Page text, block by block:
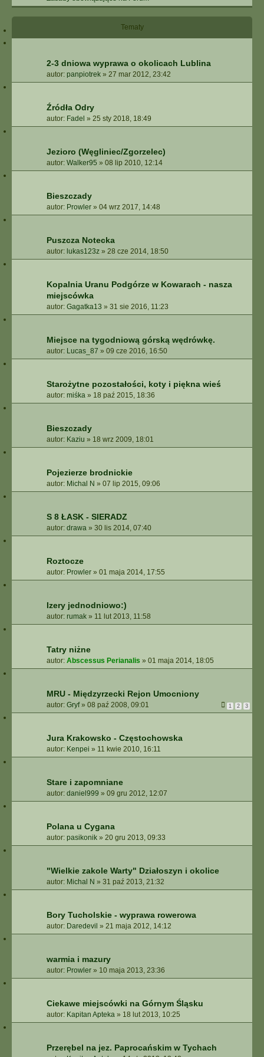
A
N
W
A
Tematy
2-3 dniowa wyprawa o okolicach Lublina
autor: panpiotrek » 27 mar 2012, 23:42
Źródła Odry
autor: Fadel » 25 sty 2018, 18:49
Jezioro (Węgliniec/Zgorzelec)
autor: Walker95 » 08 lip 2010, 12:14
Bieszczady
autor: Prowler » 04 wrz 2017, 14:48
Puszcza Notecka
autor: lukas123z » 28 cze 2014, 18:50
Kopalnia Uranu Podgórze w Kowarach - nasza
miejscówka
autor: Gagatka13 » 31 sie 2016, 11:23
Miejsce na tygodniową górską wędrówkę.
autor: Lucas_87 » 09 cze 2016, 16:50
Starożytne pozostałości, koty i piękna wieś
autor: miśka » 18 paź 2015, 18:36
Bieszczady
autor: Kaziu » 18 wrz 2009, 18:01
Pojezierze brodnickie
autor: Michal N » 07 lip 2015, 09:06
S 8 ŁASK - SIERADZ
autor: drawa » 30 lis 2014, 07:40
Roztocze
autor: Prowler » 01 maja 2014, 17:55
Izery jednodniowo:)
autor: rumak » 11 lut 2013, 11:58
Tatry niżne
autor: Abscessus Perianalis » 01 maja 2014, 18:05
MRU - Międzyrzecki Rejon Umocniony
autor: Gryf» 08 paź 2008, 09:01 1 2 3
Jura Krakowsko - Częstochowska
autor: Kenpei » 11 kwie 2010, 16:11
Stare i zapomniane
autor: daniel999 » 09 gru 2012, 12:07
Polana u Cygana
autor: pasikonik » 20 gru 2013, 09:33
"Wielkie zakole Warty" Działoszyn i okolice
autor: Michal N » 31 paź 2013, 21:32
Bory Tucholskie - wyprawa rowerowa
autor: Daredevil » 21 maja 2012, 14:12
warmia i mazury
autor: Prowler » 10 maja 2013, 23:36
Ciekawe miejscówki na Górnym Śląsku
autor: Kapitan Apteka » 18 lut 2013, 10:25
Przerębel na jez. Paprocańskim w Tychach